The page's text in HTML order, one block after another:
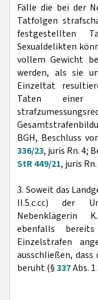
Fälle die bei der
Tatfolgen
festgestellten
Sexualdelikten
vollem Gewicht
werden, als sie
Einzeltat
Taten einer
BGH, Beschluss
336/23, juris Rn. 4;
StR 449/21, juris
3. Soweit das
II.5.c.cc) der
Nebenklägerin
ebenfalls
Einzelstrafen
ausschließen,
beruht (§337Abs.